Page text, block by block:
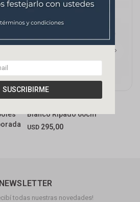
SUSCRIBIRME
Blanco Ripado 60cm
USD 295,00
NEWSLETTER
todas nuestras novedades!